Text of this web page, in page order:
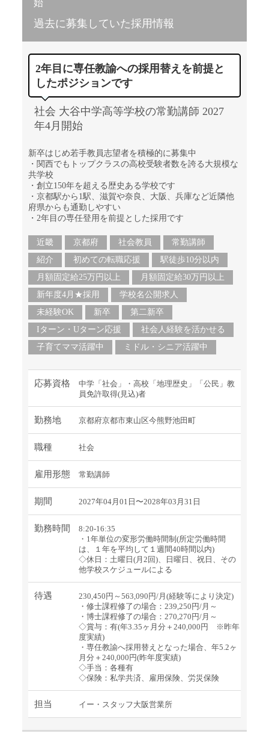
始
過去に募集していた採用情報
2年目に専任教諭への採用替えを前提と
したポジションです
社会 大谷中学高等学校の常勤講師 2027
年4月開始
新卒はじめ若手教員志望者を積極的に募集中
・関西でもトップクラスの高校受験者数を誇る大規模な
共学校
・創立150年を超える歴史ある学校です
・京都駅から1駅、滋賀や奈良、大阪、兵庫など近隣他
府県からも通勤しやすい
・2年目の専任登用を前提とした採用です
近畿 京都府 社会教員
常勤講師
紹介
初めての転職応援
駅徒歩10分以内
月額固定給25万円以上
月額固定給30万円以上
新年度4月★採用
学校名公開求人
未経験OK
新卒
第二新卒
Iターン・Uターン応援
社会人経験を活かせる
子育てママ活躍中
ミドル・シニア活躍中
応募資格
中学「社会」・高校「地理歴史」「公民」教
員免許取得(見込)者
勤務地 京都府京都市東山区今熊野池田町
職種 社会
雇用形態 常勤講師
期間 2027年04月01日〜2028年03月31日
勤務時間
8:20-16:35
・1年単位の変形労働時間制(所定労働時間
は、１年を平均して１週間40時間以内)
◇休日：土曜日(月2回)、日曜日、祝日、その
他学校スケジュールによる
待遇
230,450円～563,090円/月(経験等により決定)
・修士課程修了の場合：239,250円/月～
・博士課程修了の場合：270,270円/月～
◇賞与：有(年3.35ヶ月分＋240,000円 ※昨年
度実績)
・専任教諭へ採用替えとなった場合、年5.2ヶ
月分＋240,000円(昨年度実績)
◇手当：各種有
◇保険：私学共済、雇用保険、労災保険
担当 イー・スタッフ大阪営業所